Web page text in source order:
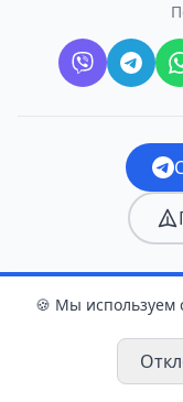
❤️
🍪 Мы используем